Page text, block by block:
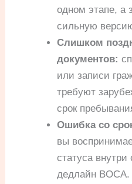
одном этапе, а
сильную
Слишком
документов:
или записи
требуют
срок
Ошибка со
вы
статуса внутри
дедлайн BOCA.